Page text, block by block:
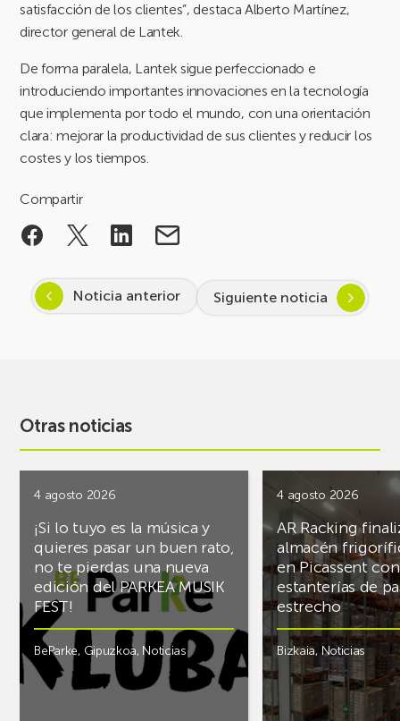
satisfacción de los clientes”, destaca Alberto Martínez,
director general de Lantek.
De forma paralela, Lantek sigue perfeccionado e
introduciendo importantes innovaciones en la tecnología
que implementa por todo el mundo, con una orientación
clara: mejorar la productividad de sus clientes y reducir los
costes y los tiempos.
Compartir
Noticia anterior Siguiente noticia
Otras noticias
4 agosto 2026
¡Si lo tuyo es la música y
quieres pasar un buen rato,
no te pierdas una nueva
edición del PARKEA MUSIK
FEST!
BeParke, Gipuzkoa, Noticias
4 agosto 2026
AR Racking
almacén
en Picassent con
estanterías de
estrecho
Bizkaia,Noticias